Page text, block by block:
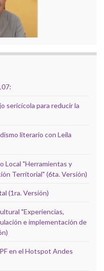
sericícola para reducir la
literario con Leila
Local "Herramientas y
Territorial" (6ta. Versión)
(1ra. Versión)
"Experiencias,
e implementación de
en el Hotspot Andes